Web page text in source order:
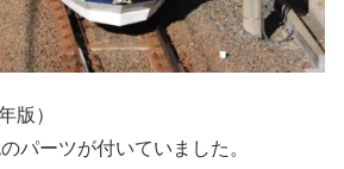
版）
パーツが付いていました。